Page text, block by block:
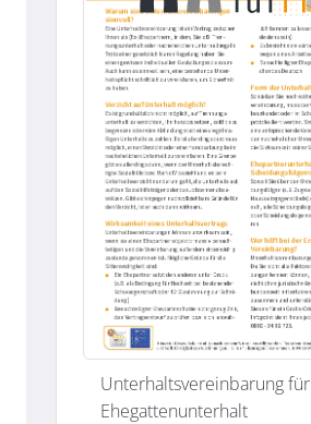
Unterhaltsvereinbarung für
Ehegattenunterhalt